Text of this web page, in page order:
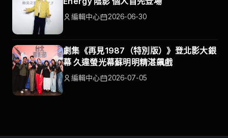
編輯中心 2026-06-30
劇集《再見1987（特別版）》登北影大銀
幕 久違螢光幕蘇明明精湛飆戲
編輯中心 2026-07-05